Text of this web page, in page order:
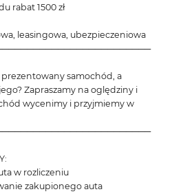
rabat 1500 zł
leasingowa, ubezpieczeniowa
prezentowany samochód, a
Zapraszamy na oględziny i
wycenimy i przyjmiemy w
w rozliczeniu
zakupionego auta